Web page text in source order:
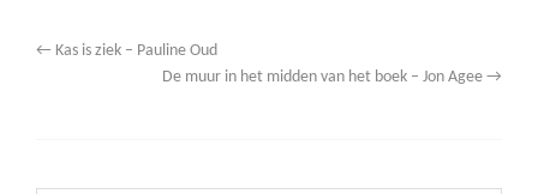
← Kas is ziek – Pauline Oud
De muur in het midden van het boek – Jon Agee →